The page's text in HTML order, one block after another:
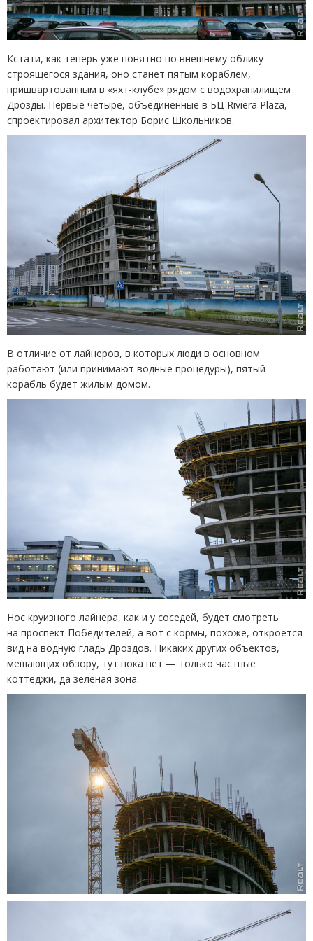
Кстати, как теперь уже понятно по внешнему облику
строящегося здания, оно станет пятым кораблем,
пришвартованным в «яхт-клубе» рядом с водохранилищем
Дрозды. Первые четыре, объединенные в БЦ Riviera Plaza,
спроектировал архитектор Борис Школьников.
В отличие от лайнеров, в которых люди в основном
работают (или принимают водные процедуры), пятый
корабль будет жилым домом.
Нос круизного лайнера, как и у соседей, будет смотреть
на проспект Победителей, а вот с кормы, похоже, откроется
вид на водную гладь Дроздов. Никаких других объектов,
мешающих обзору, тут пока нет — только частные
коттеджи, да зеленая зона.